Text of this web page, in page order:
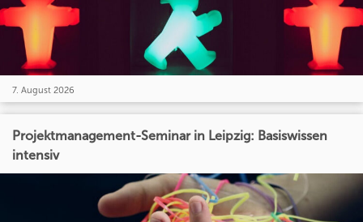
7. August 2026
Projektmanagement-Seminar in Leipzig: Basiswissen
intensiv